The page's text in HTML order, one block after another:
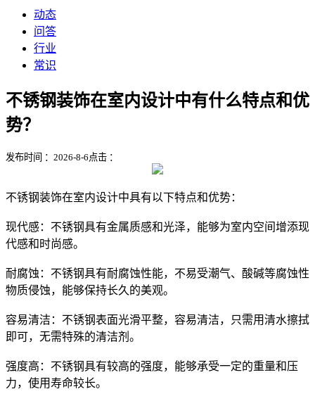
动态
问答
行业
常识
不锈钢装饰在室内设计中有什么特点和优
势？
发布时间 ：2026-8-6 点击 ：
不锈钢装饰在室内设计中具有以下特点和优势：
现代感：不锈钢具有金属质感和光泽，能够为室内空间增添现
代感和时尚感。
耐腐蚀：不锈钢具有耐腐蚀性能，不易受潮气、酸碱等腐蚀性
物质侵蚀，能够保持长久的美观。
容易清洁：不锈钢表面光滑平整，容易清洁，只需用清水擦拭
即可，无需特殊的清洁剂。
强度高：不锈钢具有较高的强度，能够承受一定的重量和压
力，使用寿命较长。